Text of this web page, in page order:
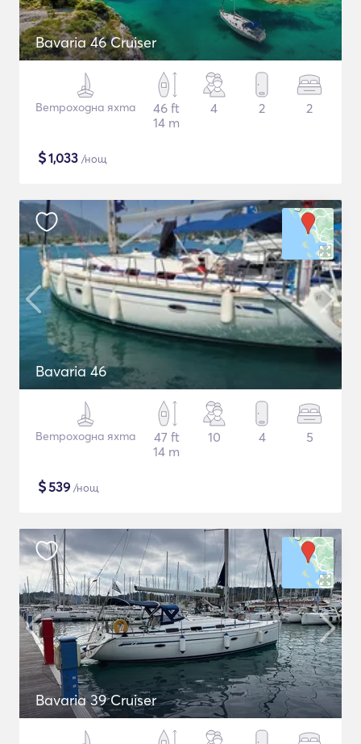
Bavaria 46 Cruiser
Ветроходна яхта
46 ft
14 m
4 2 2
$1,033 /нощ
Bavaria 46
Ветроходна яхта
47 ft
14 m
10 4 5
$539 /нощ
Bavaria 39 Cruiser